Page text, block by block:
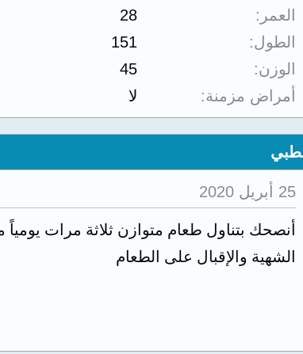
العمر
28
الطول
151
الوزن
45
أمراض مزمنة
لا
25 أبريل 2020
أنصحك بتناول طعام متوازن ثلاثة مرات
الشهية والإقبال على الطعام